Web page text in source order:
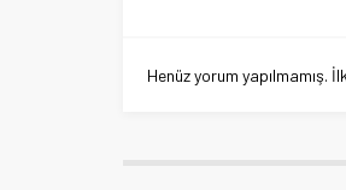
Henüz yorum yapılmamış.